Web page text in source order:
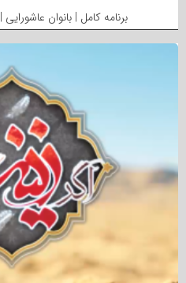
برنامه کامل | بانوان عاشورایی | ۱۴۰۵.۵.۱۵ | اربعین ۱۴۰۵